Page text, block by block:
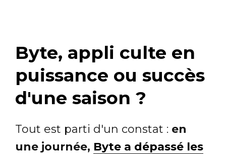
Byte, appli culte en
puissance ou succès
d'une saison ?
Tout est parti d'un constat : en
une journée, Byte a dépassé les